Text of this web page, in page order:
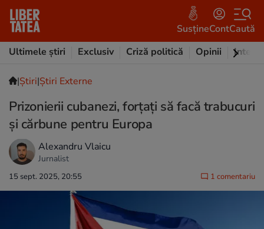
SusțineContCaută
Ultimele știri
Exclusiv Criză politică Opinii
|Ştiri|Știri Externe
Prizonierii cubanezi, forțați să facă trabucuri
și cărbune pentru Europa
Alexandru Vlaicu
Jurnalist
15 sept. 2025, 20:55 1 comentariu